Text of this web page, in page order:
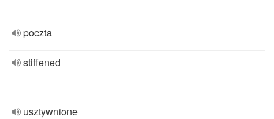
poczta
stiffened
usztywnione